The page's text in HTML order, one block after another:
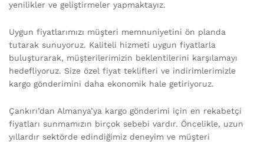
yenilikler ve geliştirmeler yapmaktayız.
Uygun fiyatlarımızı müşteri memnuniyetini ön planda
tutarak sunuyoruz. Kaliteli hizmeti uygun fiyatlarla
buluşturarak, müşterilerimizin beklentilerini karşılamayı
hedefliyoruz. Size özel fiyat teklifleri ve indirimlerimizle
kargo gönderimini daha ekonomik hale getiriyoruz.
Çankırı’dan Almanya’ya kargo gönderimi için en rekabetçi
fiyatları sunmamızın birçok sebebi vardır. Öncelikle, uzun
yıllardır sektörde edindiğimiz deneyim ve müşteri